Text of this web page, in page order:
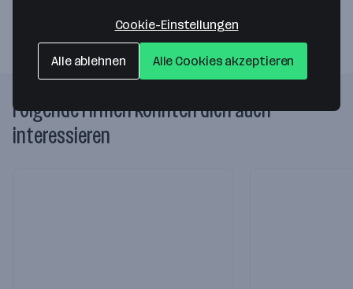
Folgende Firmen könnten dich auch
interessieren
Cookie-Einstellungen
Alle ablehnen Alle Cookies akzeptieren